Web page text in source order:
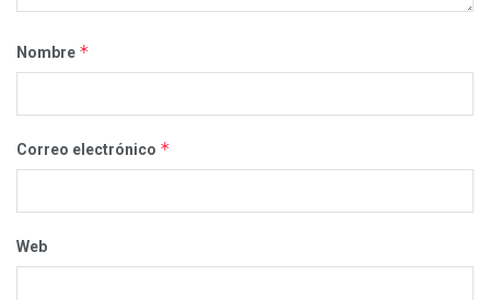
Nombre *
Correo electrónico *
Web